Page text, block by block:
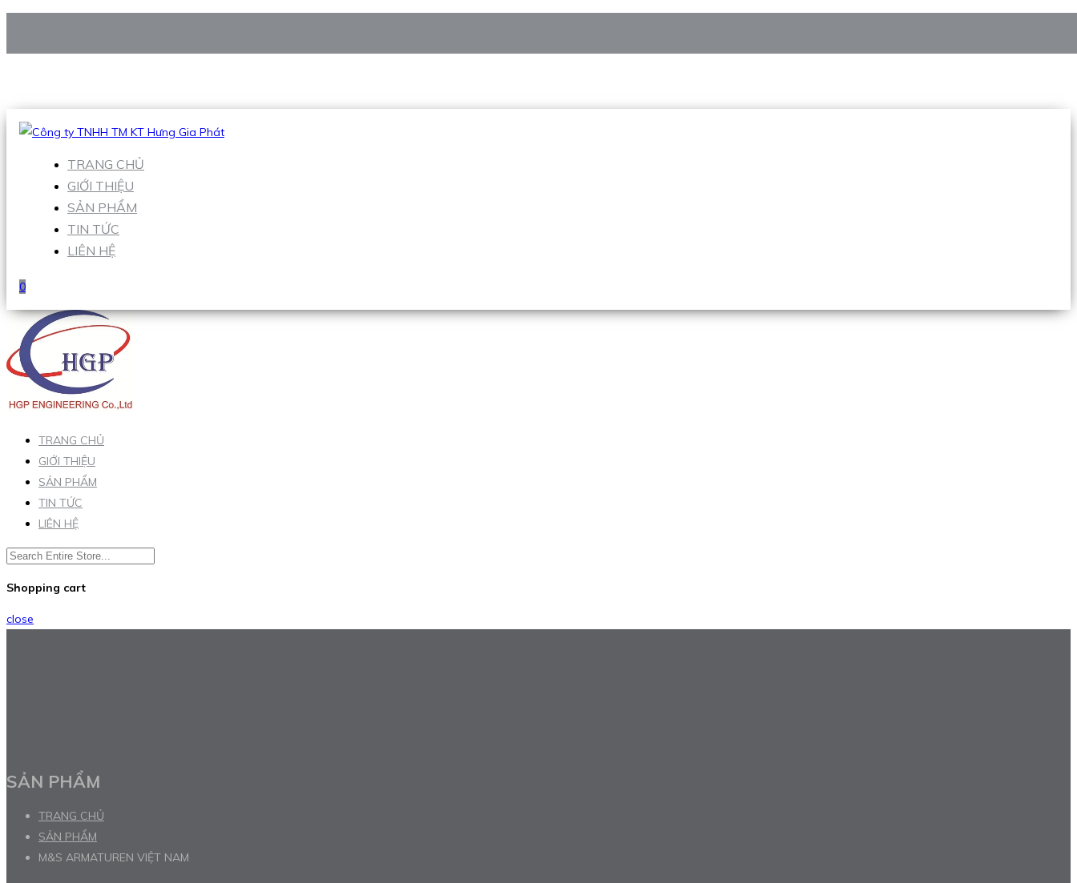
Hotline:0938 906 663
TRANG CHỦ
GIỚI THIỆU
SẢN PHẨM
TIN TỨC
LIÊN HỆ
0
TRANG CHỦ
GIỚI THIỆU
SẢN PHẨM
TIN TỨC
LIÊN HỆ
Shopping cart
close
SẢN PHẨM
TRANG CHỦ
SẢN PHẨM
M&S ARMATUREN VIỆT NAM